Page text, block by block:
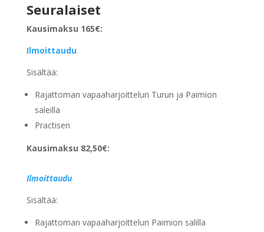
Seuralaiset
Kausimaksu 165€:
Ilmoittaudu
Sisältää:
Rajattoman vapaaharjoittelun Turun ja Paimion
saleilla
Practisen
Kausimaksu 82,50€:
Ilmoittaudu
Sisältää:
Rajattoman vapaaharjoittelun Paimion salilla